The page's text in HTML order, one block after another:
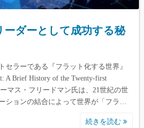
ーダーとして成功する秘
セラーである『フラット化する世界』
A Brief History of the Twenty-first
マス・フリードマン氏は、21世紀の世
ションの結合によって世界が「フラ…
続きを読む